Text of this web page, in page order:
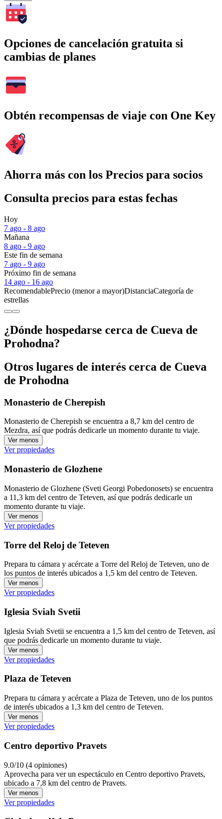
Opciones de cancelación gratuita si
cambias de planes
Obtén recompensas de viaje con One Key
Ahorra más con los Precios para socios
Consulta precios para estas fechas
Hoy
7 ago - 8 ago
Mañana
8 ago - 9 ago
Este fin de semana
7 ago - 9 ago
Próximo fin de semana
14 ago - 16 ago
RecomendablePrecio (menor a mayor)DistanciaCategoría de
estrellas
¿Dónde hospedarse cerca de Cueva de
Prohodna?
Otros lugares de interés cerca de Cueva
de Prohodna
Monasterio de Cherepish
Monasterio de Cherepish se encuentra a 8,7 km del centro de
Mezdra, así que podrás dedicarle un momento durante tu viaje.
Ver menos
Ver propiedades
Monasterio de Glozhene
Monasterio de Glozhene (Sveti Georgi Pobedonosets) se encuentra
a 11,3 km del centro de Teteven, así que podrás dedicarle un
momento durante tu viaje.
Ver menos
Ver propiedades
Torre del Reloj de Teteven
Prepara tu cámara y acércate a Torre del Reloj de Teteven, uno de
los puntos de interés ubicados a 1,5 km del centro de Teteven.
Ver menos
Ver propiedades
Iglesia Sviah Svetii
Iglesia Sviah Svetii se encuentra a 1,5 km del centro de Teteven, así
que podrás dedicarle un momento durante tu viaje.
Ver menos
Ver propiedades
Plaza de Teteven
Prepara tu cámara y acércate a Plaza de Teteven, uno de los puntos
de interés ubicados a 1,3 km del centro de Teteven.
Ver menos
Ver propiedades
Centro deportivo Pravets
9.0/10 (4 opiniones)
Aprovecha para ver un espectáculo en Centro deportivo Pravets,
ubicado a 7,8 km del centro de Pravets.
Ver menos
Ver propiedades